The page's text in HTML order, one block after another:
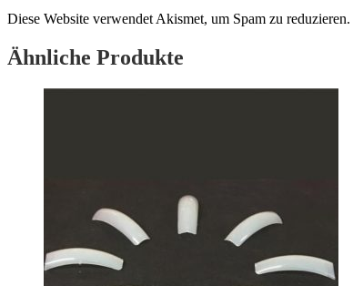
Diese Website verwendet Akismet, um Spam zu reduzieren.
Ähnliche Produkte